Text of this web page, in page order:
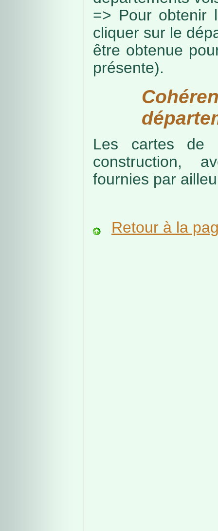
=> Pour obtenir
cliquer sur le
être obtenue
présente).
Les cartes de
construction,
fournies par
Retour à la